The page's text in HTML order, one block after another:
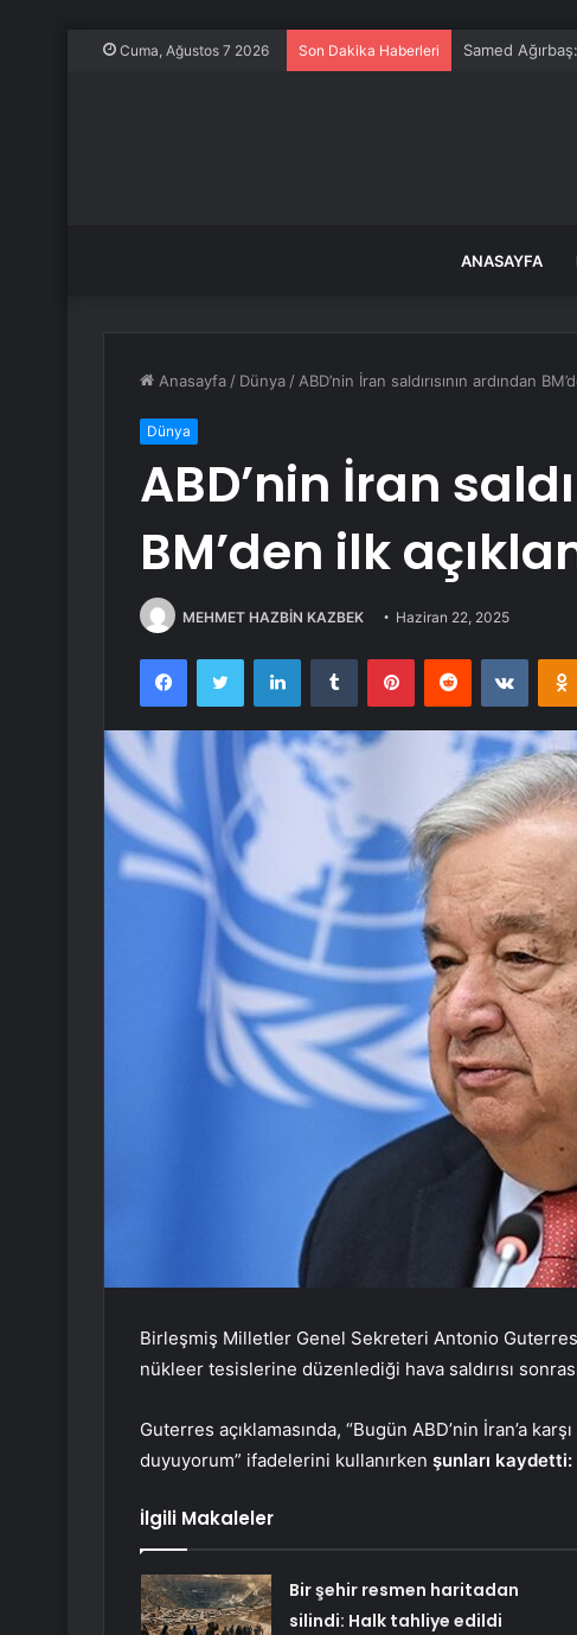
Cuma, Ağustos 7 2026 Son Dakika Haberleri Samed
ANASAYFA
Anasayfa / Dünya / ABD’nin İran saldırısının ardından
Dünya
ABD’nin İran
BM’den ilk
MEHMET HAZBİN KAZBEK Haziran 22, 2025
FacebookTwitter LinkedInTumblr PinterestReddit
Birleşmiş Milletler Genel Sekreteri Antonio Guterres,
nükleer tesislerine düzenlediği hava saldırısı
Guterres açıklamasında, “Bugün ABD’nin İran’a
duyuyorum” ifadelerini kullanırken şunları kaydetti:
İlgili Makaleler
Bir şehir resmen haritadan
silindi: Halk tahliye edildi